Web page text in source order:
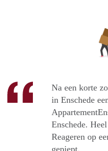
Na een korte
in Enschede
Enschede.
Reageren op
gepiept.